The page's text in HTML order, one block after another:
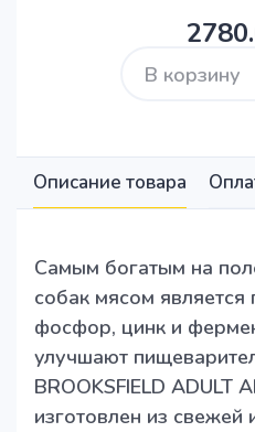
В корзину
Описание товара
Самым богатым на
собак мясом является
фосфор, цинк и
улучшают
BROOKSFIELD ADULT
изготовлен из